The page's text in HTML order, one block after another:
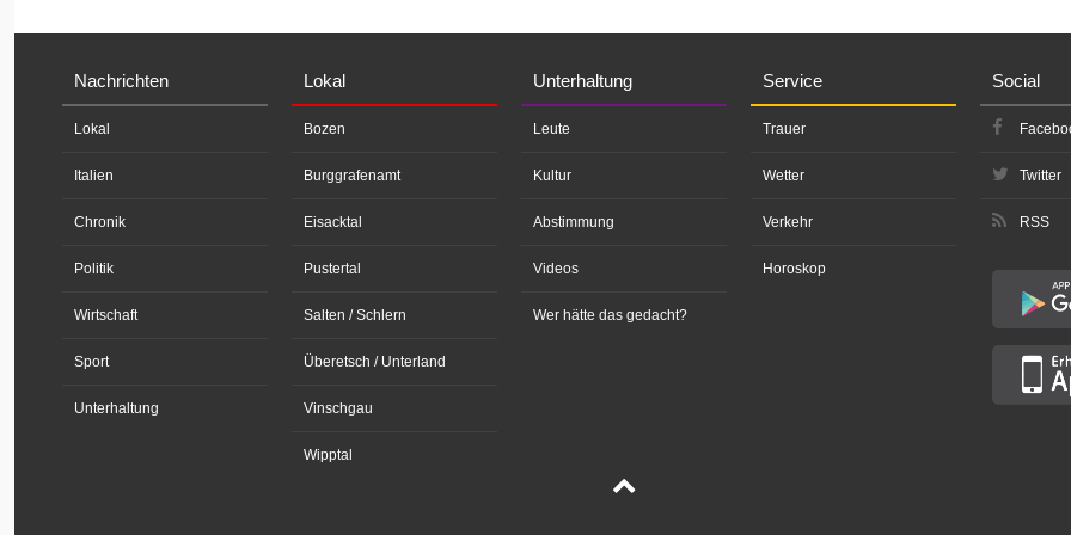
Nachrichten
Lokal
Italien
Chronik
Politik
Wirtschaft
Sport
Unterhaltung
Lokal
Bozen
Burggrafenamt
Eisacktal
Pustertal
Salten / Schlern
Überetsch / Unterland
Vinschgau
Wipptal
Unterhaltung
Leute
Kultur
Abstimmung
Videos
Wer hätte das gedacht?
Service
Trauer
Wetter
Verkehr
Horoskop
Social
Twitter
RSS